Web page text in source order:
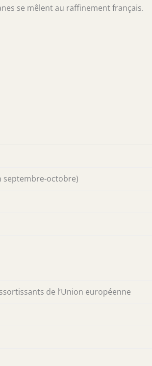
se mêlent au raffinement français.
septembre-octobre)
de l’Union européenne